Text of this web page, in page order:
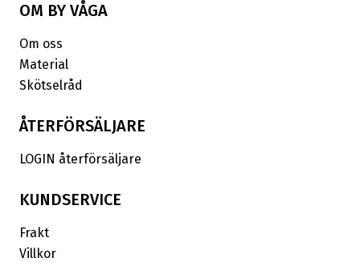
OM BY VÅGA
Om oss
Material
Skötselråd
ÅTERFÖRSÄLJARE
LOGIN återförsäljare
KUNDSERVICE
Frakt
Villkor